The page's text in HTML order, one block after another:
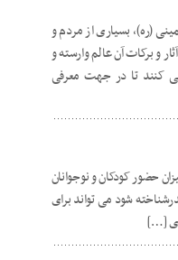
(ره)، بسیاری از مردم و
و برکات آن عالم وارسته و
کنند تا در جهت معرفی
حضور کودکان و نوجوانان
شود می تواند برای
[…]